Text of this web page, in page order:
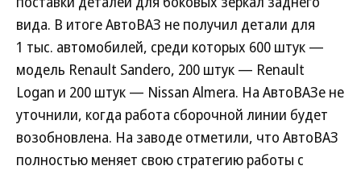
вида. В итоге АвтоВАЗ не получил детали для
1 тыс. автомобилей, среди которых 600 штук —
модель Renault Sandero, 200 штук — Renault
Logan и 200 штук — Nissan Almera. На АвтоВАЗе не
уточнили, когда работа сборочной линии будет
возобновлена. На заводе отметили, что АвтоВАЗ
полностью меняет свою стратегию работы с